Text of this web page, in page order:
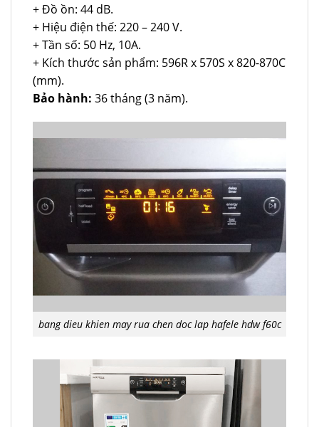
+ Đồ ồn: 44 dB.
+ Hiệu điện thế: 220 – 240 V.
+ Tần số: 50 Hz, 10A.
+ Kích thước sản phẩm: 596R x 570S x 820-870C
(mm).
Bảo hành: 36 tháng (3 năm).
bang dieu khien may rua chen doc lap hafele hdw f60c